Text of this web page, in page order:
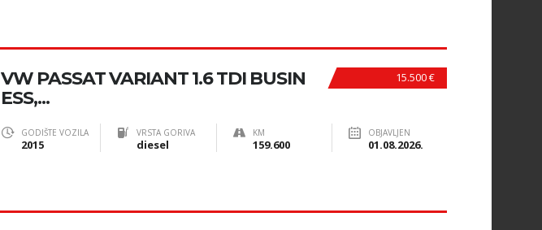
15.500 €
VW PASSAT VARIANT 1.6 TDI BUSIN
ESS,...
GODIŠTE VOZILA
2015
VRSTA GORIVA
diesel
KM
159.600
OBJAVLJEN
01.08.2026.